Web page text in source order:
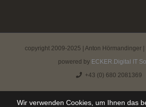
copyright 2009-2025 | Anton Hörmandinger |
powered by ECKER.Digital IT
+43 (0) 680
Wir verwenden Cookies, um Ihnen das